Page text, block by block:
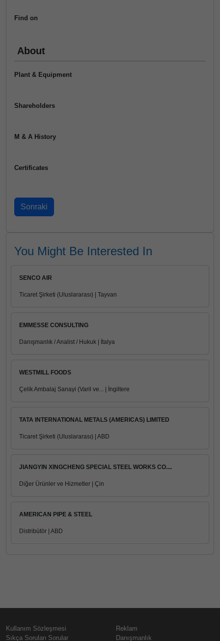
Find on
About
Plant & Equipment
Shareholders
M & A History
Certificates
You Might Be Interested In
SENCO AIR
Ticaret Şirketi (Uluslararası) | Tayvan
EMMESSE CONSULTING
Danışmanlık / Analist / Hukuk | İtalya
WESTMILL FOODS
Çelik Ambalaj Sanayi (Varil ve... | İngiltere
TATA INTERNATIONAL METALS (AMERICAS) LIMITED
Ticaret Şirketi (Uluslararası) | ABD
JIANGYIN XINGCHENG SPECIAL STEEL WORKS CO....
Diğer Ürünler ve Hizmetler | Çin
AMERICAN PIPE & STEEL
Distribütör | ABD
Kullanım Sözleşmesi
Sıkça Sorulan Sorular
Reklam
Danışmanlık